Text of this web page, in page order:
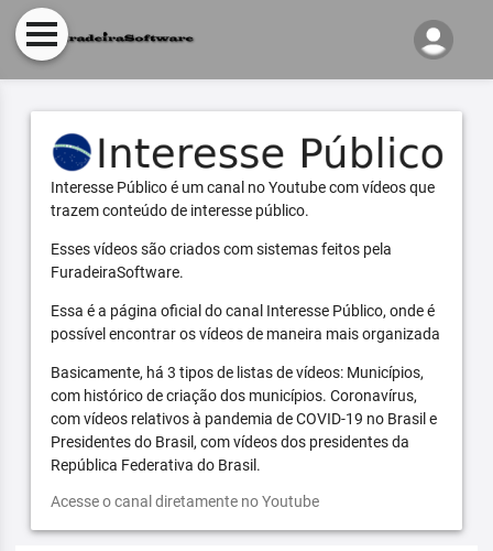
Interesse Público é um canal no Youtube com vídeos que
trazem conteúdo de interesse público.
Esses vídeos são criados com sistemas feitos pela
FuradeiraSoftware.
Essa é a página oficial do canal Interesse Público, onde é
possível encontrar os vídeos de maneira mais organizada
Basicamente, há 3 tipos de listas de vídeos: Municípios,
com histórico de criação dos municípios. Coronavírus,
com vídeos relativos à pandemia de COVID-19 no Brasil e
Presidentes do Brasil, com vídeos dos presidentes da
República Federativa do Brasil.
Acesse o canal diretamente no Youtube